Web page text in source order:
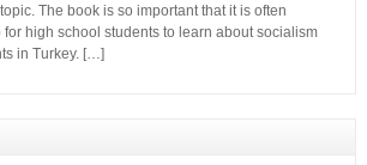
The book is so important that it is often
for high school students to learn about socialism
in Turkey. […]